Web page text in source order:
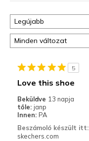
5
Love this shoe
Beküldve 13 napja
tőle: janp
Innen: PA
Beszámoló készült itt:
skechers.com